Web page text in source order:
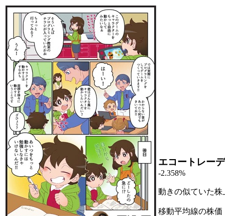
エコートレー
-2.358%
動きの似ていた
移動平均線の株価